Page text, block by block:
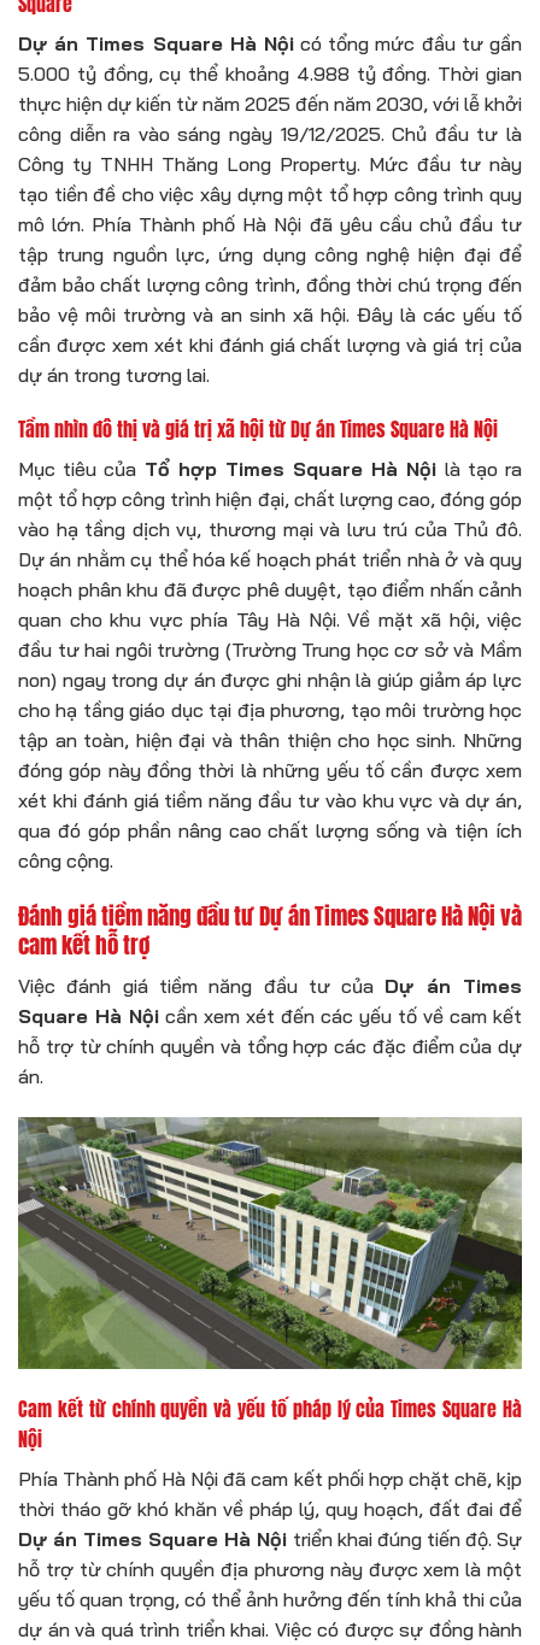
Dự án Times Square Hà Nộicó tổng mức đầu tư gần
5.000 tỷ đồng, cụ thể khoảng 4.988 tỷ đồng. Thời gian
thực hiện dự kiến từ năm 2025 đến năm 2030, với lễ khởi
công diễn ra vào sáng ngày 19/12/2025. Chủ đầu tư là
Công ty TNHH Thăng Long Property. Mức đầu tư này
tạo tiền đề cho việc xây dựng một tổ hợp công trình quy
mô lớn. Phía Thành phố Hà Nội đã yêu cầu chủ đầu tư
tập trung nguồn lực, ứng dụng công nghệ hiện đại để
đảm bảo chất lượng công trình, đồng thời chú trọng đến
bảo vệ môi trường và an sinh xã hội. Đây là các yếu tố
cần được xem xét khi đánh giá chất lượng và giá trị của
dự án trong tương lai.
Tầm nhìn đô thị và giá trị xã hội từDự án Times Square Hà Nội
Mục tiêu của Tổ hợp Times Square Hà Nội là tạo ra
một tổ hợp công trình hiện đại, chất lượng cao, đóng góp
vào hạ tầng dịch vụ, thương mại và lưu trú của Thủ đô.
Dự án nhằm cụ thể hóa kế hoạch phát triển nhà ở và quy
hoạch phân khu đã được phê duyệt, tạo điểm nhấn cảnh
quan cho khu vực phía Tây Hà Nội. Về mặt xã hội, việc
đầu tư hai ngôi trường (Trường Trung học cơ sở và Mầm
non) ngay trong dự án được ghi nhận là giúp giảm áp lực
cho hạ tầng giáo dục tại địa phương, tạo môi trường học
tập an toàn, hiện đại và thân thiện cho học sinh. Những
đóng góp này đồng thời là những yếu tố cần được xem
xét khi đánh giá tiềm năng đầu tư vào khu vực và dự án,
qua đó góp phần nâng cao chất lượng sống và tiện ích
công cộng.
Đánh giá tiềm năng đầu tưDự án Times Square Hà Nộivà
cam kết hỗ trợ
Việc đánh giá tiềm năng đầu tư của Dự án Times
Square Hà Nội cần xem xét đến các yếu tố về cam kết
hỗ trợ từ chính quyền và tổng hợp các đặc điểm của dự
án.
Cam kết từ chính quyền và yếu tố pháp lý củaTimes Square Hà
Nội
Phía Thành phố Hà Nội đã cam kết phối hợp chặt chẽ, kịp
thời tháo gỡ khó khăn về pháp lý, quy hoạch, đất đai để
Dự án Times Square Hà Nội triển khai đúng tiến độ. Sự
hỗ trợ từ chính quyền địa phương này được xem là một
yếu tố quan trọng, có thể ảnh hưởng đến tính khả thi của
dự án và quá trình triển khai. Việc có được sự đồng hành